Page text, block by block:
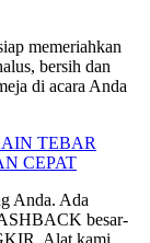
memeriahkan
bersih dan
di acara Anda
Anda. Ada
besar-
Alat kami